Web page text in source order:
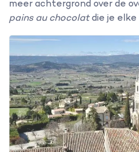
meer achtergrond over de
pains au chocolatdie je